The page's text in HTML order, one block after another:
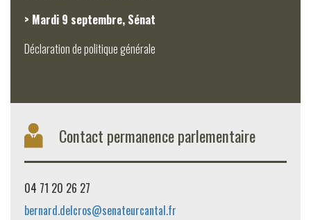
> Mardi 9 septembre, Sénat
Déclaration de politique générale
Contact permanence parlementaire
04 71 20 26 27
bernard.delcros@senateurcantal.fr